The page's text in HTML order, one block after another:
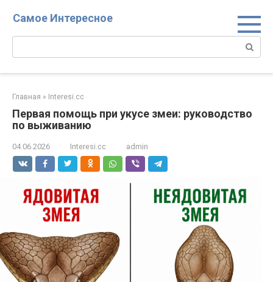
Самое Интересное
Поиск:
Главная » Interesi.cc
Первая помощь при укусе змеи: руководство
по выживанию
04.06.2026 Interesi.cc admin